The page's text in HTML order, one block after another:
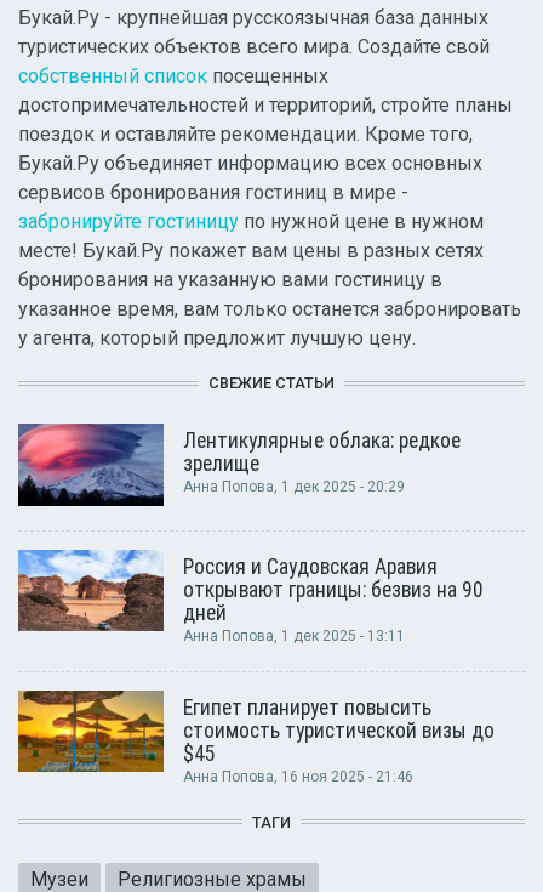
Букай.Ру - крупнейшая русскоязычная база данных
туристических объектов всего мира. Создайте свой
собственный список посещенных
достопримечательностей и территорий, стройте планы
поездок и оставляйте рекомендации. Кроме того,
Букай.Ру объединяет информацию всех основных
сервисов бронирования гостиниц в мире -
забронируйте гостиницу по нужной цене в нужном
месте! Букай.Ру покажет вам цены в разных сетях
бронирования на указанную вами гостиницу в
указанное время, вам только останется забронировать
у агента, который предложит лучшую цену.
СВЕЖИЕ СТАТЬИ
Лентикулярные облака: редкое
зрелище
Анна Попова, 1 дек 2025 - 20:29
Россия и Саудовская Аравия
открывают границы: безвиз на 90
дней
Анна Попова, 1 дек 2025 - 13:11
Египет планирует повысить
стоимость туристической визы до
$45
Анна Попова, 16 ноя 2025 - 21:46
ТАГИ
Музеи
Религиозные храмы